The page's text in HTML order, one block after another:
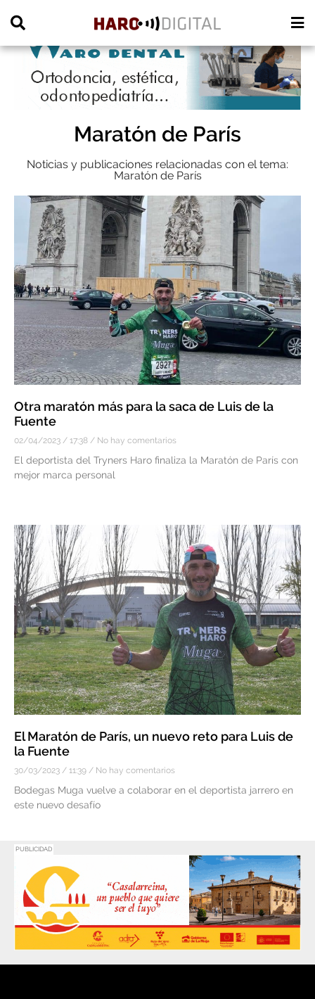
Maratón de París
Noticias y publicaciones relacionadas con el tema:
Maratón de París
Otra maratón más para la saca de Luis de la
Fuente
02/04/2023 17:38 No hay comentarios
El deportista del Tryners Haro finaliza la Maratón de París con
mejor marca personal
El Maratón de París, un nuevo reto para Luis de
la Fuente
30/03/2023 11:39 No hay comentarios
Bodegas Muga vuelve a colaborar en el deportista jarrero en
este nuevo desafío
PUBLICIDAD